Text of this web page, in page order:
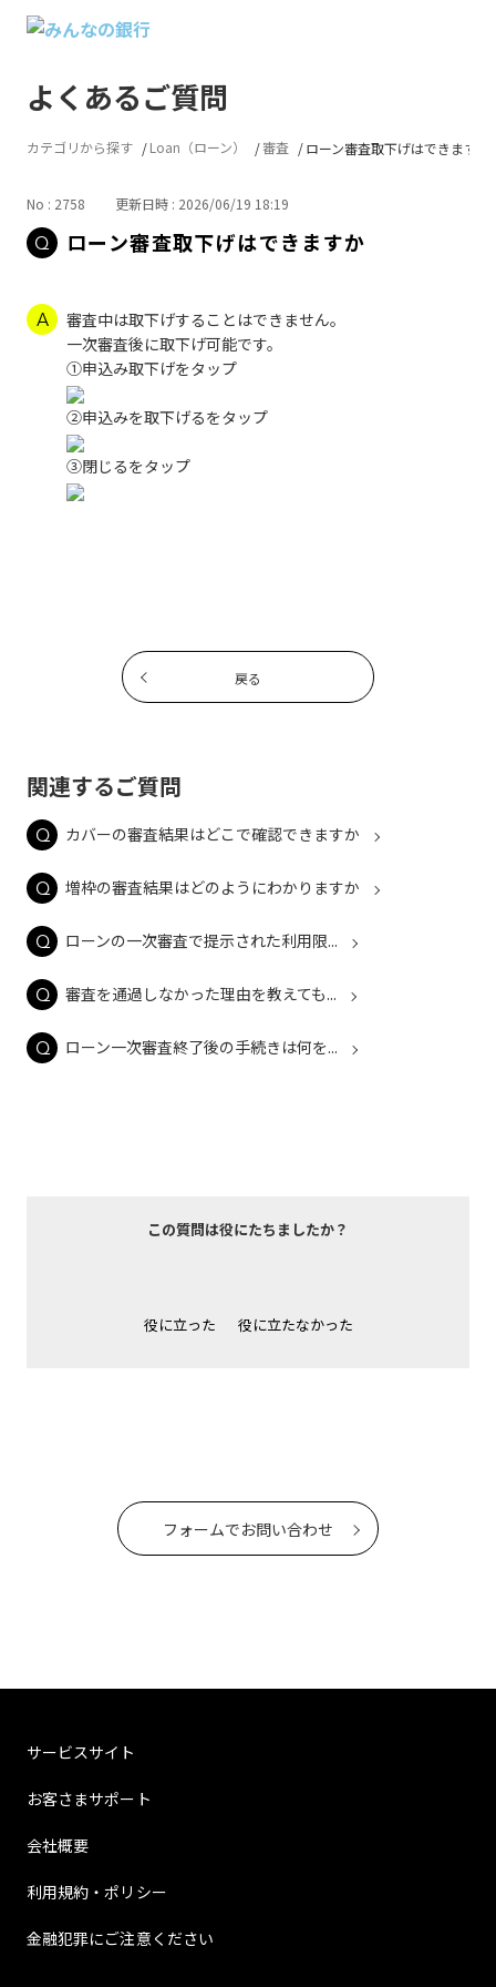
よくあるご質問
カテゴリから探す Loan（ローン） 審査 ローン審査取下げはできますか
No : 2758 更新日時 : 2026/06/19 18:19
ローン審査取下げはできますか
審査中は取下げすることはできません。
一次審査後に取下げ可能です。
①申込み取下げをタップ
②申込みを取下げるをタップ
③閉じるをタップ
戻る
関連するご質問
カバーの審査結果はどこで確認できますか
増枠の審査結果はどのようにわかりますか
ローンの一次審査で提示された利用限...
審査を通過しなかった理由を教えても...
ローン一次審査終了後の手続きは何を...
この質問は役にたちましたか？
役に立った 役に立たなかった
フォームでお問い合わせ
サービスサイト
お客さまサポート
会社概要
利用規約・ポリシー
金融犯罪にご注意ください